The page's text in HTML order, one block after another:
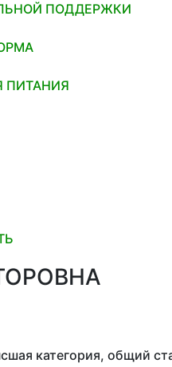
ПОДДЕРЖКИ
ПИТАНИЯ
категория, общий